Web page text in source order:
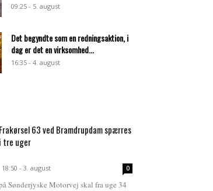
09:25 - 5. august
Det begyndte som en redningsaktion, i
dag er det en virksomhed...
16:35 - 4. august
Frakørsel 63 ved Bramdrupdam spærres
i tre uger
18:50 - 3. august 0
Sønderjyske Motorvej skal fra uge 34